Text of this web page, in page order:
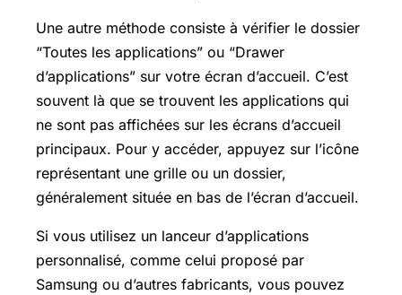
Une autre méthode consiste à vérifier le dossier
“Toutes les applications” ou “Drawer
d’applications” sur votre écran d’accueil. C’est
souvent là que se trouvent les applications qui
ne sont pas affichées sur les écrans d’accueil
principaux. Pour y accéder, appuyez sur l’icône
représentant une grille ou un dossier,
généralement située en bas de l’écran d’accueil.
Si vous utilisez un lanceur d’applications
personnalisé, comme celui proposé par
Samsung ou d’autres fabricants, vous pouvez